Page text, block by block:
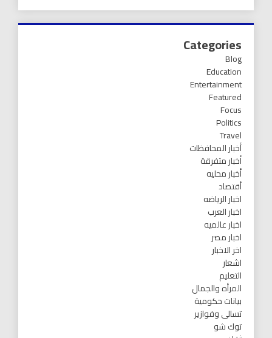
Categories
Blog
Education
Entertainment
Featured
Focus
Politics
Travel
أخبار المحافظات
أخبار متفرقة
أخبار محليه
أقتصاد
اخبار الرياضه
اخبار العرب
اخبار عالميه
اخبار مصر
اخر الاخبار
اشعار
التعليم
المرأه والجمال
بيانات حكومية
تسالى وفوازير
توك شو